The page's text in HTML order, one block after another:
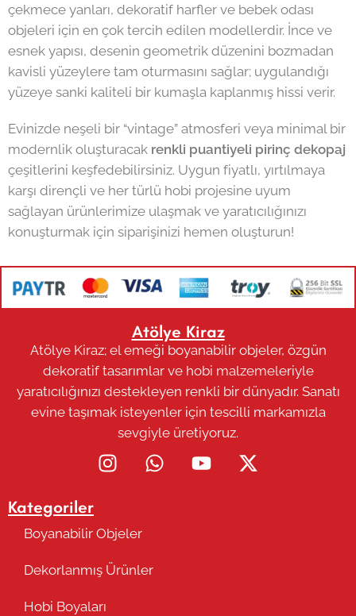
çekmece yanları, dekoratif harfler ve bebek odası
objeleri için en çok tercih edilen modellerdir. İnce ve
esnek yapısı, desenin geometrik düzenini bozmadan
kavisli yüzeylere tam oturmasını sağlar; uygulandığı
yüzeye sanki kaliteli bir kumaşla kaplanmış hissi verir.
Evinizde neşeli bir “vintage” atmosferi veya minimal bir
modernlik oluşturacak renkli puantiyeli pirinç dekopaj
çeşitlerini keşfedebilirsiniz. Uygun fiyatlı, yırtılmaya
karşı dirençli ve her türlü hobi projesine uyum
sağlayan ürünlerimize ulaşmak ve yaratıcılığınızı
konuşturmak için siparişinizi hemen oluşturun!
Atölye Kiraz
Atölye Kiraz; el emeği boyanabilir objeler, özgün
dekoratif tasarımlar ve hobi malzemeleriyle
yaratıcılığınızı destekleyen renkli bir dünyadır. Sanatı
evine taşımak isteyenler için tescilli markamızla
sevgiyle üretiyoruz.
Kategoriler
Boyanabilir Objeler
Dekorlanmış Ürünler
Hobi Boyaları